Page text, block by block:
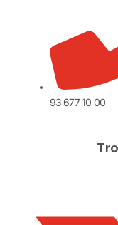
93 677 10 00